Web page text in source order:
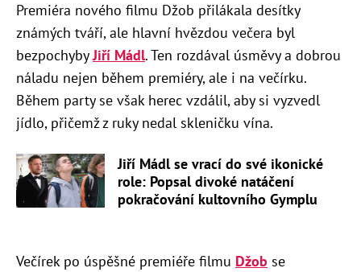
Premiéra nového filmu Džob přilákala desítky
známých tváří, ale hlavní hvězdou večera byl
bezpochybyJiří Mádl. Ten rozdával úsměvy a dobrou
náladu nejen během premiéry, ale i na večírku.
Během party se však herec vzdálil, aby si vyzvedl
jídlo, přičemž z ruky nedal skleničku vína.
Jiří Mádl se vrací do své ikonické
role: Popsal divoké natáčení
pokračování kultovního Gymplu
Večírek po úspěšné premiéře filmu Džob se